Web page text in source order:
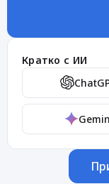
Кратко с ИИ